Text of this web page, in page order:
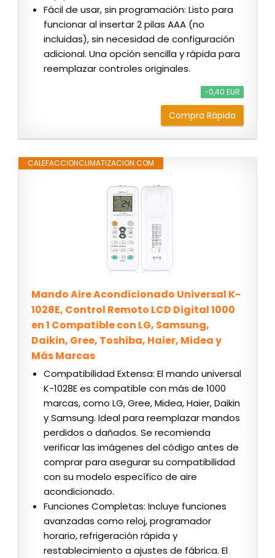
Fácil de usar, sin programación: Listo para
funcionar al insertar 2 pilas AAA (no
incluidas), sin necesidad de configuración
adicional. Una opción sencilla y rápida para
reemplazar controles originales.
−0,40 EUR
Compra Rápida
CALEFACCIONCLIMATIZACION.COM
Mando Aire Acondicionado Universal K-
1028E, Control Remoto LCD Digital 1000
en 1 Compatible con LG, Samsung,
Daikin, Gree, Toshiba, Haier, Midea y
Más Marcas
Compatibilidad Extensa: El mando universal
K-1028E es compatible con más de 1000
marcas, como LG, Gree, Midea, Haier, Daikin
y Samsung. Ideal para reemplazar mandos
perdidos o dañados. Se recomienda
verificar las imágenes del código antes de
comprar para asegurar su compatibilidad
con su modelo específico de aire
acondicionado.
Funciones Completas: Incluye funciones
avanzadas como reloj, programador
horario, refrigeración rápida y
restablecimiento a ajustes de fábrica. El